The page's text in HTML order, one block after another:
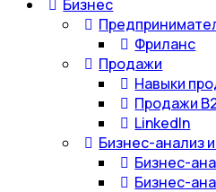
Бизнес
Фриланс
Продажи
Навыки
Продажи
LinkedIn
Бизнес-анализ
Бизнес-
Бизнес-